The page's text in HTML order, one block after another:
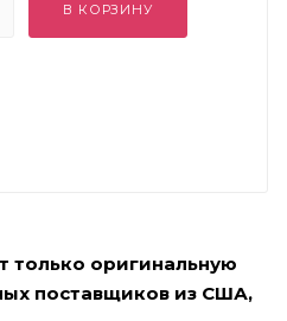
В КОРЗИНУ
только оригинальную
поставщиков из США,